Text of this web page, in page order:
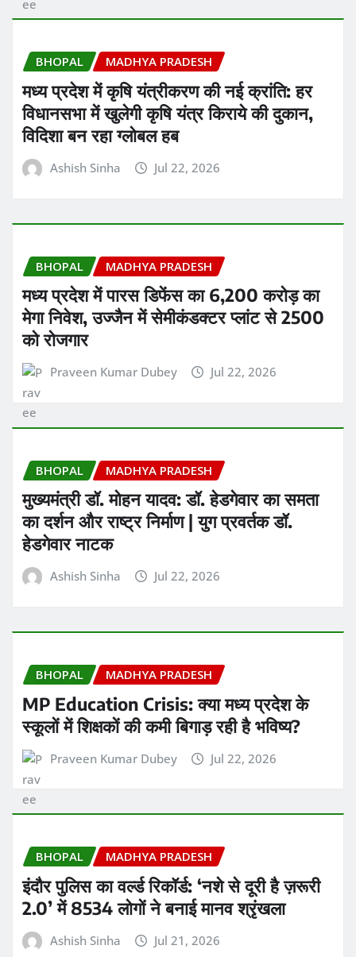
BHOPAL MADHYA PRADESH
मध्य प्रदेश में कृषि यंत्रीकरण की नई क्रांति: हर
विधानसभा में खुलेगी कृषि यंत्र किराये की दुकान,
विदिशा बन रहा ग्लोबल हब
Ashish Sinha Jul 22, 2026
BHOPAL MADHYA PRADESH
मध्य प्रदेश में पारस डिफेंस का 6,200 करोड़ का
मेगा निवेश, उज्जैन में सेमीकंडक्टर प्लांट से 2500
को रोजगार
Praveen Kumar Dubey Jul 22, 2026
BHOPAL MADHYA PRADESH
मुख्यमंत्री डॉ. मोहन यादव: डॉ. हेडगेवार का समता
का दर्शन और राष्ट्र निर्माण | युग प्रवर्तक डॉ.
हेडगेवार नाटक
Ashish Sinha Jul 22, 2026
BHOPAL MADHYA PRADESH
MP Education Crisis: क्या मध्य प्रदेश के
स्कूलों में शिक्षकों की कमी बिगाड़ रही है भविष्य?
Praveen Kumar Dubey Jul 22, 2026
BHOPAL MADHYA PRADESH
इंदौर पुलिस का वर्ल्ड रिकॉर्ड: ‘नशे से दूरी है ज़रूरी
2.0’ में 8534 लोगों ने बनाई मानव श्रृंखला
Ashish Sinha Jul 21, 2026